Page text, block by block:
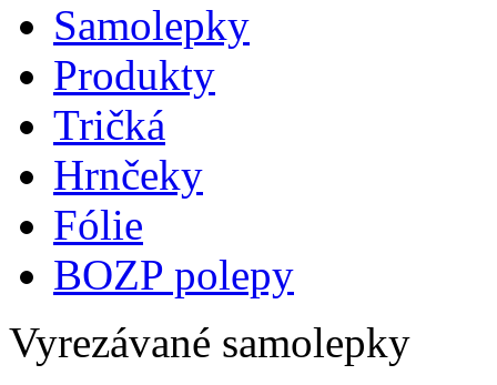
Samolepky
Produkty
Tričká
Hrnčeky
Fólie
BOZP polepy
Vyrezávané samolepky